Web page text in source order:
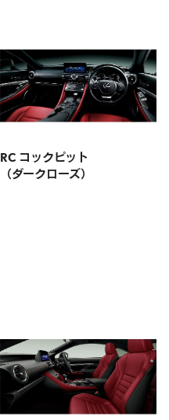
RC コックピット
（ダークローズ）